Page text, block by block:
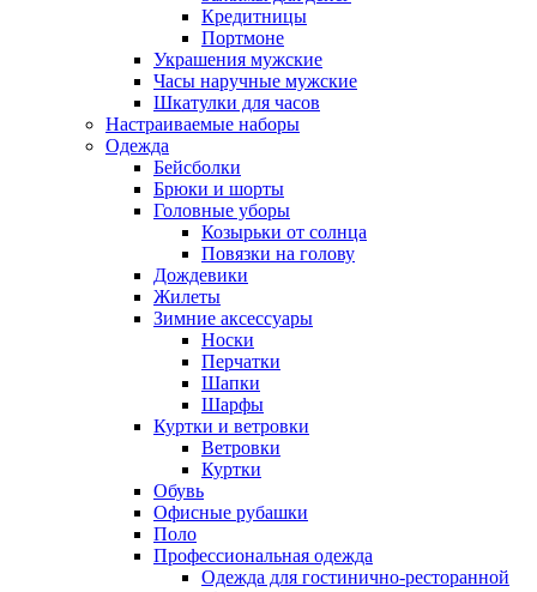
Кредитницы
Портмоне
Украшения мужские
Часы наручные мужские
Шкатулки для часов
Настраиваемые наборы
Одежда
Бейсболки
Брюки и шорты
Головные уборы
Козырьки от солнца
Повязки на голову
Дождевики
Жилеты
Зимние аксессуары
Носки
Перчатки
Шапки
Шарфы
Куртки и ветровки
Ветровки
Куртки
Обувь
Офисные рубашки
Поло
Профессиональная одежда
Одежда для гостинично-ресторанной